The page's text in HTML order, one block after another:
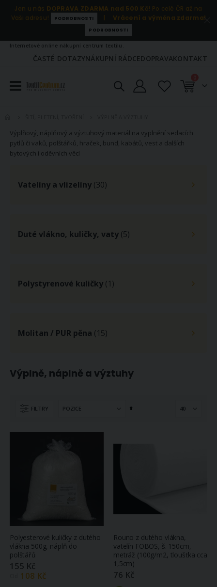
Jen u nás DOPRAVA ZDARMA nad 500 Kč! Po celé ČR až na
Vaši adresu!
PODROBNOSTI | Vrácení a výměna zdarma!
PODROBNOSTI
Internetové online nákupní centrum textilu.
ČASTÉ DOTAZYNÁKUPNÍ RÁDCEDOPRAVAKONTAKT
Košík
0položky
Výplňový, náplňový a výztuhový materiál na vyplnění sedacích
pytlů či vaků, polštářků, hraček, bund, kabátů, vest a dalších
bytových i oděvních věcí
Vatelíny a vlizelíny (30)
Duté vlákno, kuličky, vaty (5)
Polystyrenové kuličky (1)
Molitan / PUR pěna (15)
Výplně, náplně a výztuhy
FILTRY
Nastavit
Polyesterové kuličky z dutého
vlákna 500g, náplň do
polštářů
155 Kč
108 Kč
Rouno z dutého vlákna,
vatelín FOBOS, š. 150cm,
metráž (100g/m2, tloušťka cca
1,5cm)
76 Kč